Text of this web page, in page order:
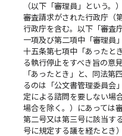
（以下「審理員」という。
審査請求がされた行政庁（
行政庁を含む。以下「審査
一項及び第二項中「審理員
十五条第七項中「あったと
る執行停止をすべき旨の意
「あったとき」と、同法第
るのは「公文書管理委員会
定による諮問を要しない場
場合を除く。）にあっては
第二号又は第三号に該当す
号に規定する議を経たとき